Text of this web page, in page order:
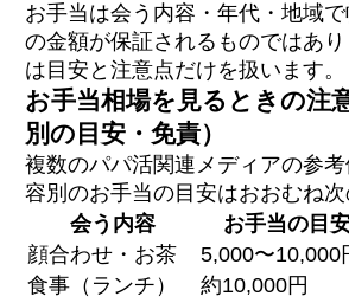
お手当は会う内容・年代・地域
の金額が保証されるものではあ
は目安と注意点だけを扱います。
お手当相場を見るときの注
別の目安・免責）
複数のパパ活関連メディアの参
容別のお手当の目安はおおむね次
会う内容
お手当の目
顔合わせ・お茶
5,000〜10,000
食事（ランチ）
約10,000円